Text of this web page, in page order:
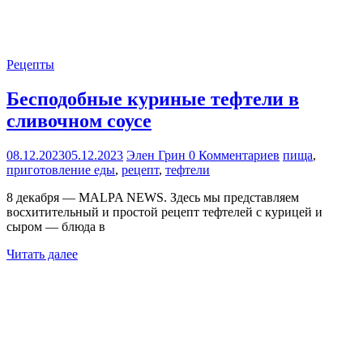
Рецепты
Бесподобные куриные тефтели в
сливочном соусе
08.12.202305.12.2023 Элен Грин 0 Комментариев пища,
приготовление еды, рецепт, тефтели
8 декабря — MALPA NEWS. Здесь мы представляем
восхитительный и простой рецепт тефтелей с курицей и
сыром — блюда в
Читать далее